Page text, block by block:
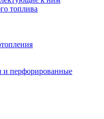
топлива
перфорированные